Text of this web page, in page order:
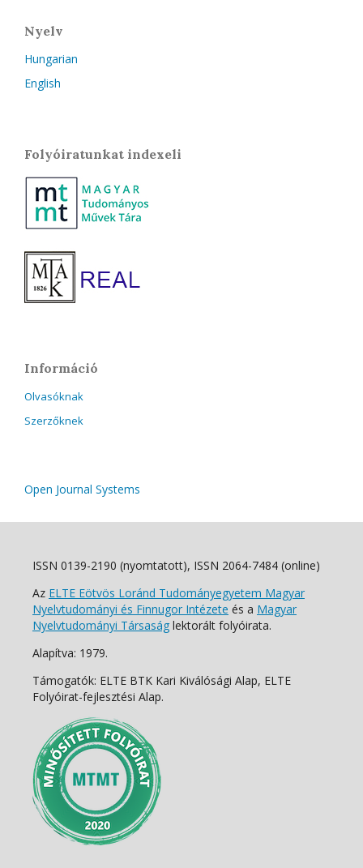
Nyelv
Hungarian
English
Folyóiratunkat indexeli
Információ
Olvasóknak
Szerzőknek
Open Journal Systems
ISSN 0139-2190 (nyomtatott), ISSN 2064-7484 (online)
Az ELTE Eötvös Loránd Tudományegyetem Magyar
Nyelvtudományi és Finnugor Intézete és a Magyar
Nyelvtudományi Társaság lektorált folyóirata.
Alapítva: 1979.
Támogatók: ELTE BTK Kari Kiválósági Alap, ELTE
Folyóirat-fejlesztési Alap.